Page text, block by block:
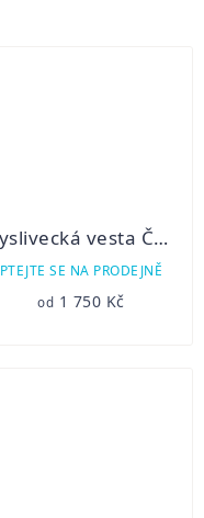
Myslivecká vesta ČMMJ společenská
PTEJTE SE NA PRODEJNĚ
od 1 750 Kč